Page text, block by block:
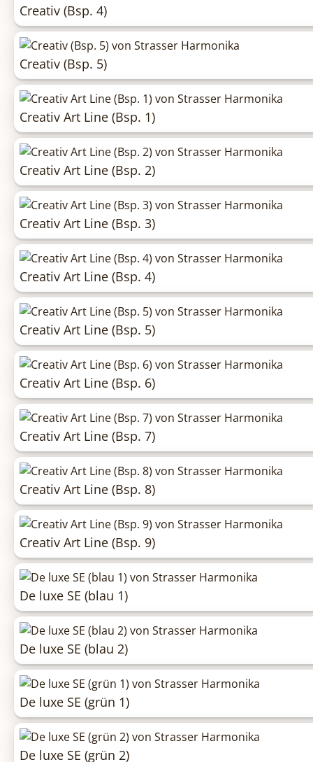
Creativ (Bsp. 4)
Creativ (Bsp. 5)
Creativ Art Line (Bsp. 1)
Creativ Art Line (Bsp. 2)
Creativ Art Line (Bsp. 3)
Creativ Art Line (Bsp. 4)
Creativ Art Line (Bsp. 5)
Creativ Art Line (Bsp. 6)
Creativ Art Line (Bsp. 7)
Creativ Art Line (Bsp. 8)
Creativ Art Line (Bsp. 9)
De luxe SE (blau 1)
De luxe SE (blau 2)
De luxe SE (grün 1)
De luxe SE (grün 2)